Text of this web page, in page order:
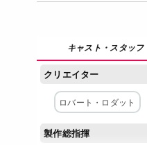
クリエイター
ロバート・ロダット
製作総指揮